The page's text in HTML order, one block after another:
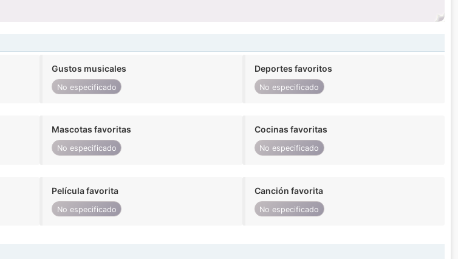
Gustos musicales
No especificado
Deportes favoritos
No especificado
Mascotas favoritas
No especificado
Cocinas favoritas
No especificado
Película favorita
No especificado
Canción favorita
No especificado